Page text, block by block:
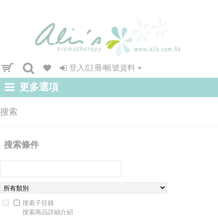
登入/註冊/帳號資料
更多選項
搜索
搜索條件
搜索子目錄
搜索商品詳細介紹